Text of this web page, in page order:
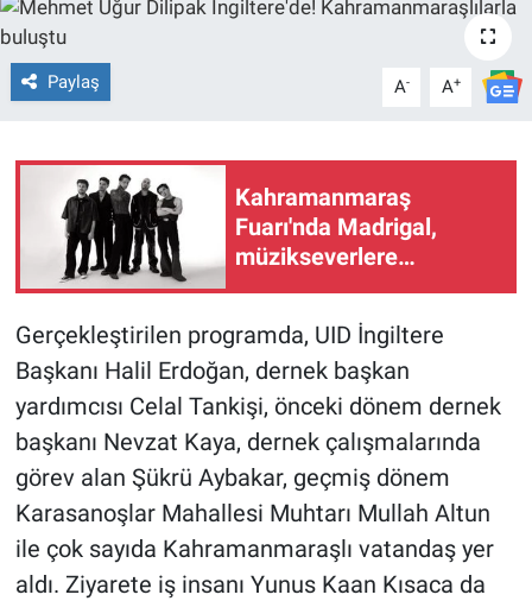
Paylaş A- A+
Kahramanmaraş
Fuarı'nda Madrigal,
müzikseverlere
Gerçekleştirilen programda, UID İngiltere
Başkanı Halil Erdoğan, dernek başkan
yardımcısı Celal Tankişi, önceki dönem dernek
başkanı Nevzat Kaya, dernek çalışmalarında
görev alan Şükrü Aybakar, geçmiş dönem
Karasanoşlar Mahallesi Muhtarı Mullah Altun
ile çok sayıda Kahramanmaraşlı vatandaş yer
aldı. Ziyarete iş insanı Yunus Kaan Kısaca da
Dünya
İlçeler
MAGAZİN
Bilim, Teknoloji
ASAYİŞ
ÇEVRE
HABERDE İNSAN
BİLİM VE TEKNOLOJİ
Güvenlik